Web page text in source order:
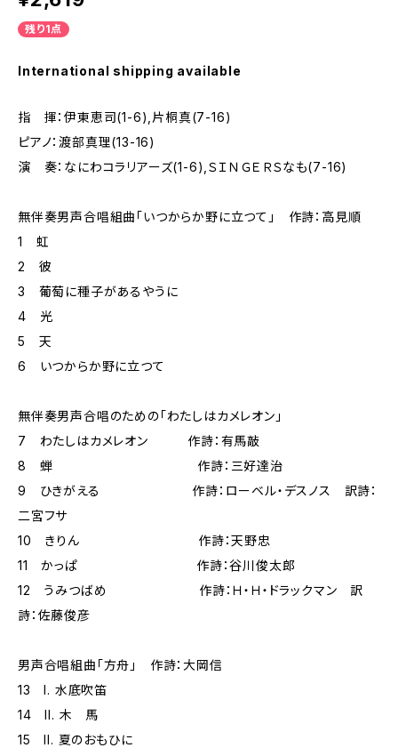
残り1点
International shipping available
指 揮：伊東恵司(1-6),片桐真(7-16)
ピアノ：渡部真理(13-16)
演 奏：なにわコラリアーズ(1-6),ＳＩＮＧＥＲＳなも(7-16)
無伴奏男声合唱組曲「いつからか野に立つて」 作詩：高見順
1 虹
2 彼
3 葡萄に種子があるやうに
4 光
5 天
6 いつからか野に立つて
無伴奏男声合唱のための「わたしはカメレオン」
7 わたしはカメレオン 作詩：有馬敲
8 蝉 作詩：三好達治
9 ひきがえる 作詩：ローベル・デスノス 訳詩：
二宮フサ
10 きりん 作詩：天野忠
11 かっぱ 作詩：谷川俊太郎
12 うみつばめ 作詩：Ｈ・Ｈ・ドラックマン 訳
詩：佐藤俊彦
男声合唱組曲「方舟」 作詩：大岡信
13 I. 水底吹笛
14 II. 木 馬
15 II. 夏のおもひに